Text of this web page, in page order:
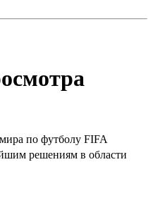
по футболу FIFA
решениям в области